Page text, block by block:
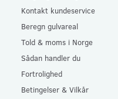
Kontakt kundeservice
Beregn gulvareal
Told & moms i Norge
Sådan handler du
Fortrolighed
Betingelser & Vilkår